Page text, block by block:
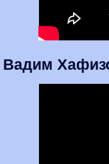
Вадим